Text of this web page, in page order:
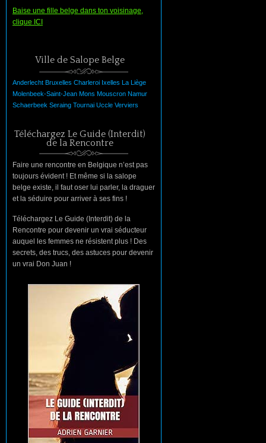
Baise une fille belge dans ton voisinage,
clique ICI
Ville de Salope Belge
Anderlecht Bruxelles Charleroi Ixelles La Liège
Molenbeek-Saint-Jean Mons Mouscron Namur
Schaerbeek Seraing Tournai Uccle Verviers
Téléchargez Le Guide (Interdit)
de la Rencontre
Faire une rencontre en Belgique n’est pas
toujours évident ! Et même si la salope
belge existe, il faut oser lui parler, la draguer
et la séduire pour arriver à ses fins !
Téléchargez Le Guide (Interdit) de la
Rencontre pour devenir un vrai séducteur
auquel les femmes ne résistent plus ! Des
secrets, des trucs, des astuces pour devenir
un vrai Don Juan !